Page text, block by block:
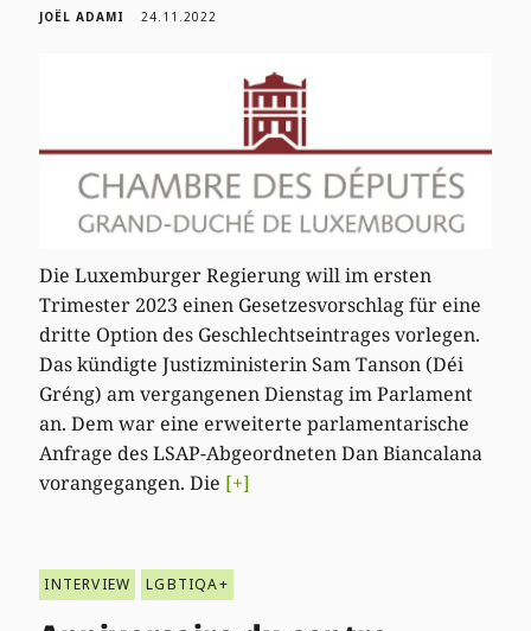
JOËL ADAMI 24.11.2022
Die Luxemburger Regierung will im ersten
Trimester 2023 einen Gesetzesvorschlag für eine
dritte Option des Geschlechtseintrages vorlegen.
Das kündigte Justizministerin Sam Tanson (Déi
Gréng) am vergangenen Dienstag im Parlament
an. Dem war eine erweiterte parlamentarische
Anfrage des LSAP-Abgeordneten Dan Biancalana
vorangegangen. Die [+]
INTERVIEW LGBTIQA+